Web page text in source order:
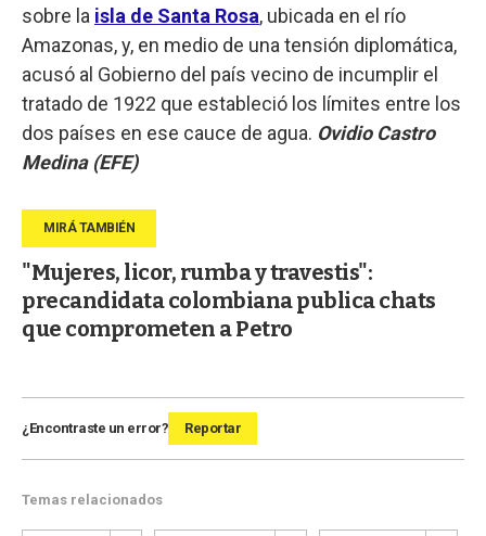
sobre la isla de Santa Rosa, ubicada en el río
Amazonas, y, en medio de una tensión diplomática,
acusó al Gobierno del país vecino de incumplir el
tratado de 1922 que estableció los límites entre los
dos países en ese cauce de agua. Ovidio Castro
Medina (EFE)
"Mujeres, licor, rumba y travestis":
precandidata colombiana publica chats
que comprometen a Petro
¿Encontraste un error? Reportar
Temas relacionados